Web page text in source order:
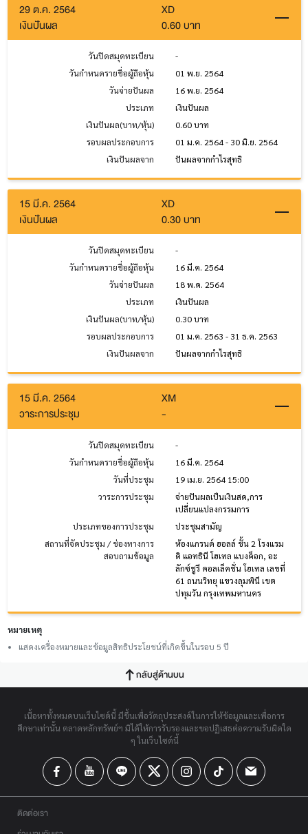
29 ต.ค. 2564
XD
เงินปันผล
0.60 บาท
วันปิดสมุดทะเบียน
-
วันกำหนดรายชื่อผู้ถือหุ้น
01 พ.ย. 2564
วันจ่ายปันผล
16 พ.ย. 2564
ประเภท
เงินปันผล
เงินปันผล(บาท/หุ้น)
0.60 บาท
รอบผลประกอบการ
01 ม.ค. 2564 - 30 มิ.ย. 2564
เงินปันผลจาก
ปันผลจากกำไรสุทธิ
15 มี.ค. 2564
XD
เงินปันผล
0.30 บาท
วันปิดสมุดทะเบียน
-
วันกำหนดรายชื่อผู้ถือหุ้น
16 มี.ค. 2564
วันจ่ายปันผล
18 พ.ค. 2564
ประเภท
เงินปันผล
เงินปันผล(บาท/หุ้น)
0.30 บาท
รอบผลประกอบการ
01 ม.ค. 2563 - 31 ธ.ค. 2563
เงินปันผลจาก
ปันผลจากกำไรสุทธิ
15 มี.ค. 2564
XM
วาระการประชุม
-
วันปิดสมุดทะเบียน
-
วันกำหนดรายชื่อผู้ถือหุ้น
16 มี.ค. 2564
วันที่ประชุม
19 เม.ย. 2564 15:00
วาระการประชุม
จ่ายปันผลเป็นเงินสด,การ
เปลี่ยนแปลงกรรมการ
ประเภทของการประชุม
ประชุมสามัญ
สถานที่จัดประชุม / ช่องทางการ
สอบถามข้อมูล
ห้องแกรนด์ ฮอลล์ ชั้น 2 โรงแรม
ดิ แอทธินี โฮเทล แบงค็อก, อะ
ลักซ์ชูรี คอลเล็คชั่น โฮเทล เลขที่
61 ถนนวิทยุ แขวงลุมพินี เขต
ปทุมวัน กรุงเทพมหานคร
หมายเหตุ
แสดงเครื่องหมายและข้อมูลสิทธิประโยชน์ที่เกิดขึ้นในรอบ 5 ปี
กลับสู่ด้านบน
เนื้อหาทั้งหมดบนเว็บไซต์นี้ มีขึ้นเพื่อวัตถุประสงค์ในการให้ข้อมูลและเพื่อการ
ศึกษาเท่านั้น ตลาดหลักทรัพย์ฯ มิได้ให้การรับรองและขอปฏิเสธต่อความรับผิดใด
ๆ ในเว็บไซต์นี้
ติดต่อเรา